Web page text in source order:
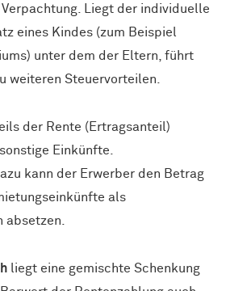
Liegt der individuelle
eines Kindes (zum Beispiel
unter dem der Eltern, führt
weiteren Steuervorteilen.
der Rente (Ertragsanteil)
Einkünfte.
kann der Erwerber den Betrag
als
absetzen.
liegt eine gemischte Schenkung